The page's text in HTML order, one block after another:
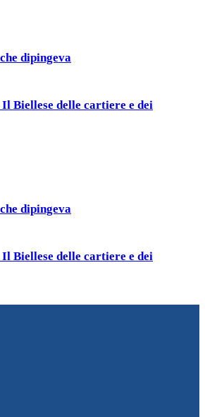
dipingeva
Biellese delle cartiere e dei
dipingeva
Biellese delle cartiere e dei